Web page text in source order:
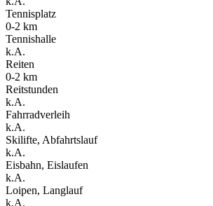
Tennisplatz
0-2 km
Tennishalle
k.A.
Reiten
0-2 km
Reitstunden
k.A.
Fahrradverleih
k.A.
Skilifte, Abfahrtslauf
k.A.
Eisbahn, Eislaufen
k.A.
Loipen, Langlauf
k.A.